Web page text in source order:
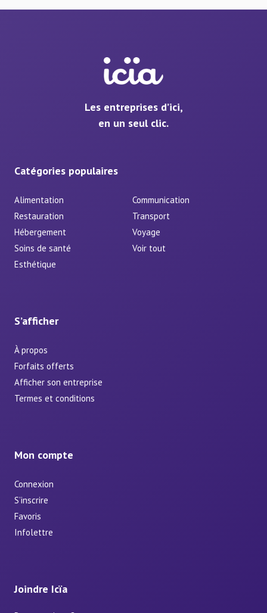
Les entreprises d’ici,
en un seul clic.
Catégories populaires
Alimentation
Communication
Restauration
Transport
Hébergement
Voyage
Soins de santé
Voir tout
Esthétique
S’afficher
À propos
Forfaits offerts
Afficher son entreprise
Termes et conditions
Mon compte
Connexion
S’inscrire
Favoris
Infolettre
Joindre Icïa